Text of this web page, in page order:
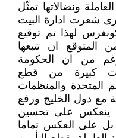
ونضالاتها تمثّل
شعرت ادارة البيت
لهذا تم توقيع
المتوقع ان تتبعها
من ان الحكومة
كبيرة من قطع
المتحدة والمنظمات
مع دول الخليج ورفع
ينعكس على تحسين
على العكس تماما